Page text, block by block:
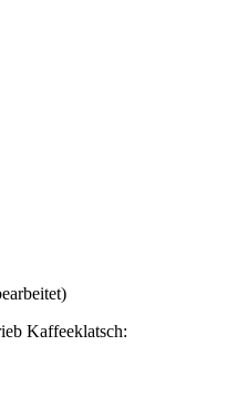
Kaffeeklatsch: